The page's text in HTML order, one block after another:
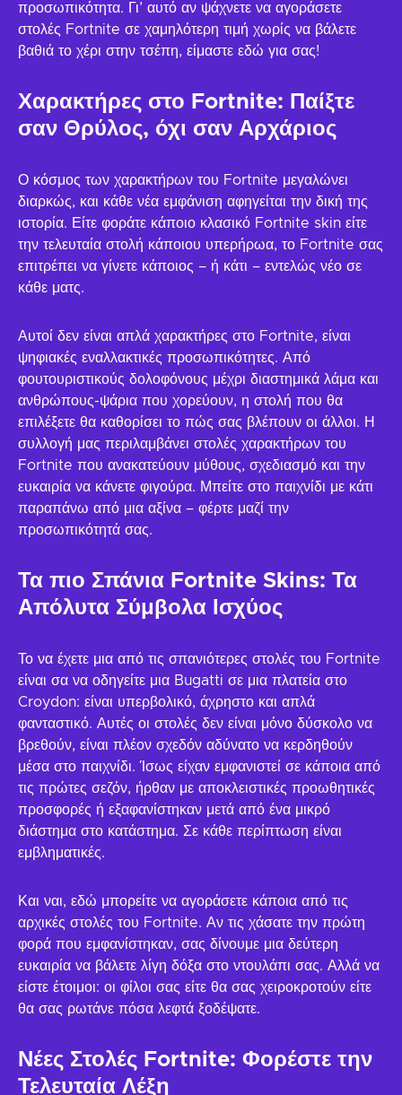
προσωπικότητα. Γι’ αυτό αν ψάχνετε να αγοράσετε
στολές Fortnite σε χαμηλότερη τιμή χωρίς να βάλετε
βαθιά το χέρι στην τσέπη, είμαστε εδώ για σας!
Χαρακτήρες στο Fortnite: Παίξτε
σαν Θρύλος, όχι σαν Αρχάριος
Ο κόσμος των χαρακτήρων του Fortnite μεγαλώνει
διαρκώς, και κάθε νέα εμφάνιση αφηγείται την δική της
ιστορία. Είτε φοράτε κάποιο κλασικό Fortnite skin είτε
την τελευταία στολή κάποιου υπερήρωα, το Fortnite σας
επιτρέπει να γίνετε κάποιος – ή κάτι – εντελώς νέο σε
κάθε ματς.
Αυτοί δεν είναι απλά χαρακτήρες στο Fortnite, είναι
ψηφιακές εναλλακτικές προσωπικότητες. Από
φουτουριστικούς δολοφόνους μέχρι διαστημικά λάμα και
ανθρώπους-ψάρια που χορεύουν, η στολή που θα
επιλέξετε θα καθορίσει το πώς σας βλέπουν οι άλλοι. Η
συλλογή μας περιλαμβάνει στολές χαρακτήρων του
Fortnite που ανακατεύουν μύθους, σχεδιασμό και την
ευκαιρία να κάνετε φιγούρα. Μπείτε στο παιχνίδι με κάτι
παραπάνω από μια αξίνα – φέρτε μαζί την
προσωπικότητά σας.
Τα πιο Σπάνια Fortnite Skins: Τα
Απόλυτα Σύμβολα Ισχύος
Το να έχετε μια από τις σπανιότερες στολές του Fortnite
είναι σα να οδηγείτε μια Bugatti σε μια πλατεία στο
Croydon: είναι υπερβολικό, άχρηστο και απλά
φανταστικό. Αυτές οι στολές δεν είναι μόνο δύσκολο να
βρεθούν, είναι πλέον σχεδόν αδύνατο να κερδηθούν
μέσα στο παιχνίδι. Ίσως είχαν εμφανιστεί σε κάποια από
τις πρώτες σεζόν, ήρθαν με αποκλειστικές προωθητικές
προσφορές ή εξαφανίστηκαν μετά από ένα μικρό
διάστημα στο κατάστημα. Σε κάθε περίπτωση είναι
εμβληματικές.
Και ναι, εδώ μπορείτε να αγοράσετε κάποια από τις
αρχικές στολές του Fortnite. Αν τις χάσατε την πρώτη
φορά που εμφανίστηκαν, σας δίνουμε μια δεύτερη
ευκαιρία να βάλετε λίγη δόξα στο ντουλάπι σας. Αλλά να
είστε έτοιμοι: οι φίλοι σας είτε θα σας χειροκροτούν είτε
θα σας ρωτάνε πόσα λεφτά ξοδέψατε.
Νέες Στολές Fortnite: Φορέστε την
Τελευταία Λέξη